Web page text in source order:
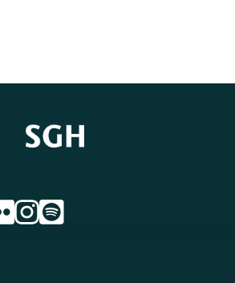
sgh
twitter sgh
linkedin sgh
do serwisu youtube sgh
do serwisu flickr sgh
przejdź do serwisu instagram sgh
przejdź do serwisu spotify sgh